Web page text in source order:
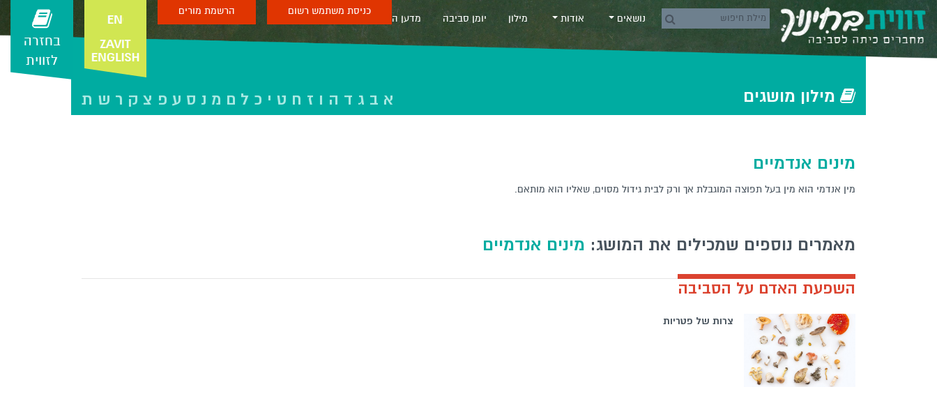
Skip to content
Search icons
נושאים אודות מילון יומן סביבה מדען החודש
בחזרה
לזווית
כניסת משתמש רשום הרשמת מורים
‫‫מילון‬ מושגים‬ א ב ג ד ה ו ז ח ט י כ ל ם מ נ ס ע פ צ ק ר ש ת
מינים אנדמיים
מין אנדמי הוא מין בעל תפוצה המוגבלת אך ורק לבית גידול מסוים, שאליו הוא מותאם.
מאמרים נוספים שמכילים את המושג: מינים אנדמיים
השפעת האדם על הסביבה
צרות של פטריות